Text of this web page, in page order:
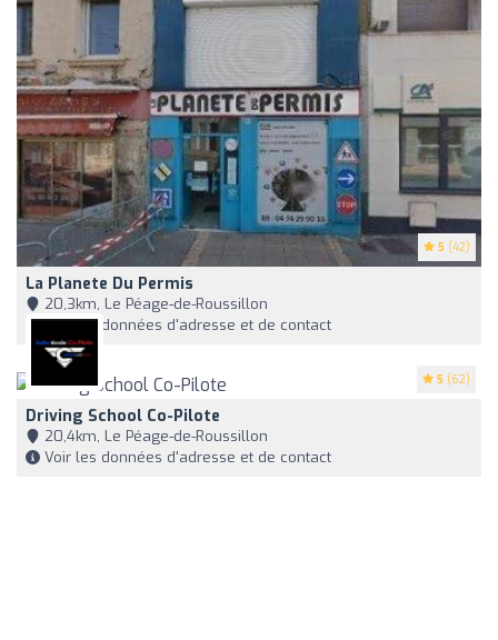
5 (42)
La Planete Du Permis
20,3km, Le Péage-de-Roussillon
Voir les données d'adresse et de contact
5 (62)
Driving School Co-Pilote
20,4km, Le Péage-de-Roussillon
Voir les données d'adresse et de contact